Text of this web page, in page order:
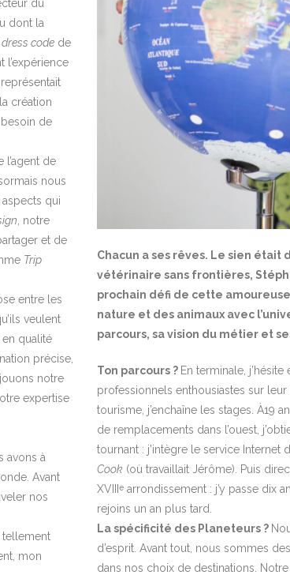
du
dont la
dress codede
l’expérience
création
de
l’agent de
nous
qui
, notre
et de
Trip
entre les
veulent
qualité
précise,
notre
expertise
avons à
Avant
nos
tellement
mon
Chacun a ses rêves. Le sien
vétérinaire sans frontières,
prochain défi de cette
nature et des animaux avec
parcours, sa vision du métier et
Ton parcours ? En terminale,
professionnels enthousiastes sur
tourisme, j’enchaîne les stages. À19
de remplacements dans l’ouest,
tournant : j’intègre le service Internet
Cook (où travaillait Jérôme). Puis
XVIII
e arrondissement : j’y passe dix
rejoins un an plus tard.
La spécificité des Planeteurs ?
d’esprit. Avant tout, nous sommes
dans nos choix de destinations.